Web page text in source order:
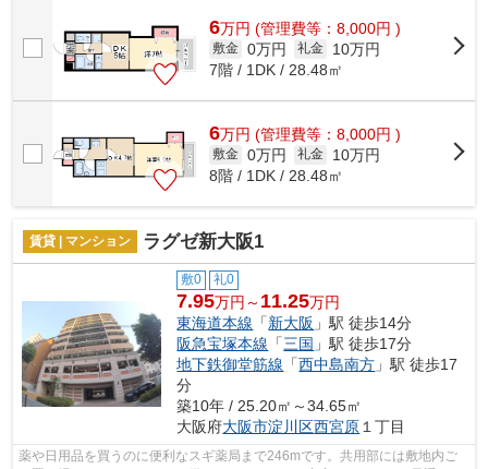
6万円 (管理費等：8,000円 )
敷金 0万円 礼金
10万円
7階 / 1DK / 28.48㎡
6万円 (管理費等：8,000円 )
敷金 0万円 礼金
10万円
8階 / 1DK / 28.48㎡
賃貸 | マンション ラグゼ新大阪1
敷0 礼0
7.95万円～ 11.25万円
東海道本線 「新大阪 」駅 徒歩14分
阪急宝塚本線 「三国 」駅 徒歩17分
地下鉄御堂筋線 「西中島南方 」駅 徒歩17
分
築10年 / 25.20㎡～34.65㎡
大阪府大阪市淀川区西宮原 １丁目
薬や日用品を買うのに便利なスギ薬局まで246mです。共用部には敷地内ご